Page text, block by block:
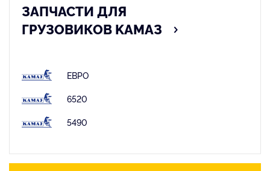
ЗАПЧАСТИ ДЛЯ
ГРУЗОВИКОВ KАМАЗ
ЕВРО
6520
5490